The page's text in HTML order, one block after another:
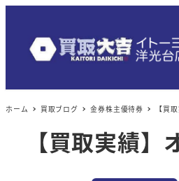
ン
テ
ホーム 買取ブログ 金券株主優待券 【買
【買取実績